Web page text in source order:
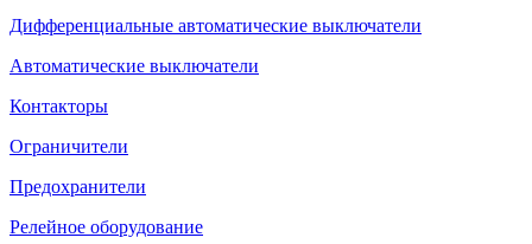
Дифференциальные автоматические выключатели
Автоматические выключатели
Контакторы
Ограничители
Предохранители
Релейное оборудование